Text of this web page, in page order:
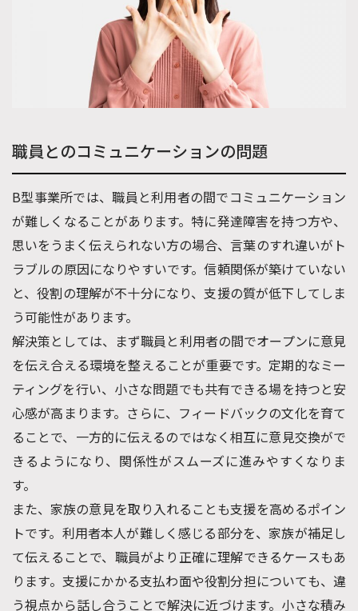
職員とのコミュニケーションの問題
B型事業所では、職員と利用者の間でコミュニケーション
が難しくなることがあります。特に発達障害を持つ方や、
思いをうまく伝えられない方の場合、言葉のすれ違いがト
ラブルの原因になりやすいです。信頼関係が築けていない
と、役割の理解が不十分になり、支援の質が低下してしま
う可能性があります。
解決策としては、まず職員と利用者の間でオープンに意見
を伝え合える環境を整えることが重要です。定期的なミー
ティングを行い、小さな問題でも共有できる場を持つと安
心感が高まります。さらに、フィードバックの文化を育て
ることで、一方的に伝えるのではなく相互に意見交換がで
きるようになり、関係性がスムーズに進みやすくなりま
す。
また、家族の意見を取り入れることも支援を高めるポイン
トです。利用者本人が難しく感じる部分を、家族が補足し
て伝えることで、職員がより正確に理解できるケースもあ
ります。支援にかかる支払わ面や役割分担についても、違
う視点から話し合うことで解決に近づけます。小さな積み